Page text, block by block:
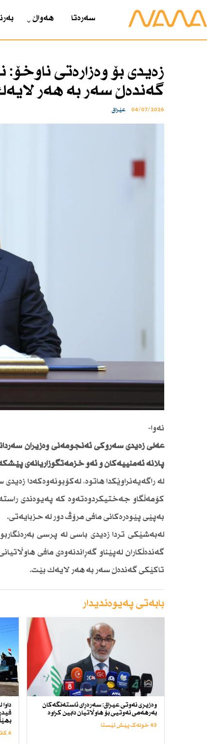
سەرەتا هەواڵ
زەیدی بۆ وەزارەتی
گەندەڵ سەر بە هەر
04/07/2026 عێراق
نەوا-
عەلی زەیدی سەرۆكی ئەنجومەنی وەزیران
پلانە ئەمنییەكان و ئەو خزمەتگوزاریانەی
لە راگەیەنراوێكدا هاتوە، لەكۆبونەوەكەدا
كۆمەڵگاو جەختیكردوەتەوە كە پەیوەندی
بەپێی پێوەرەكانی مافی مرۆڤ دور لە حزبایەتی.
لەبەشێكی تردا زەیدی باسی لە پرسی
گەندەڵكاران لەپێناو گەڕاندنەوەی مافی
تاكێكی گەندەڵ سەر بە هەر لایەك بێت.
بابەتی پەیوەندیدار
وەزیری نەوتی عیراق: سەرەڕای ئاستەنگەكان
بەرهەمی نەوتیی بۆ هاوڵاتیان دابین كراوە
43 خولەک پێش ئێستا
4 کاتژمێر پێش ئێستا